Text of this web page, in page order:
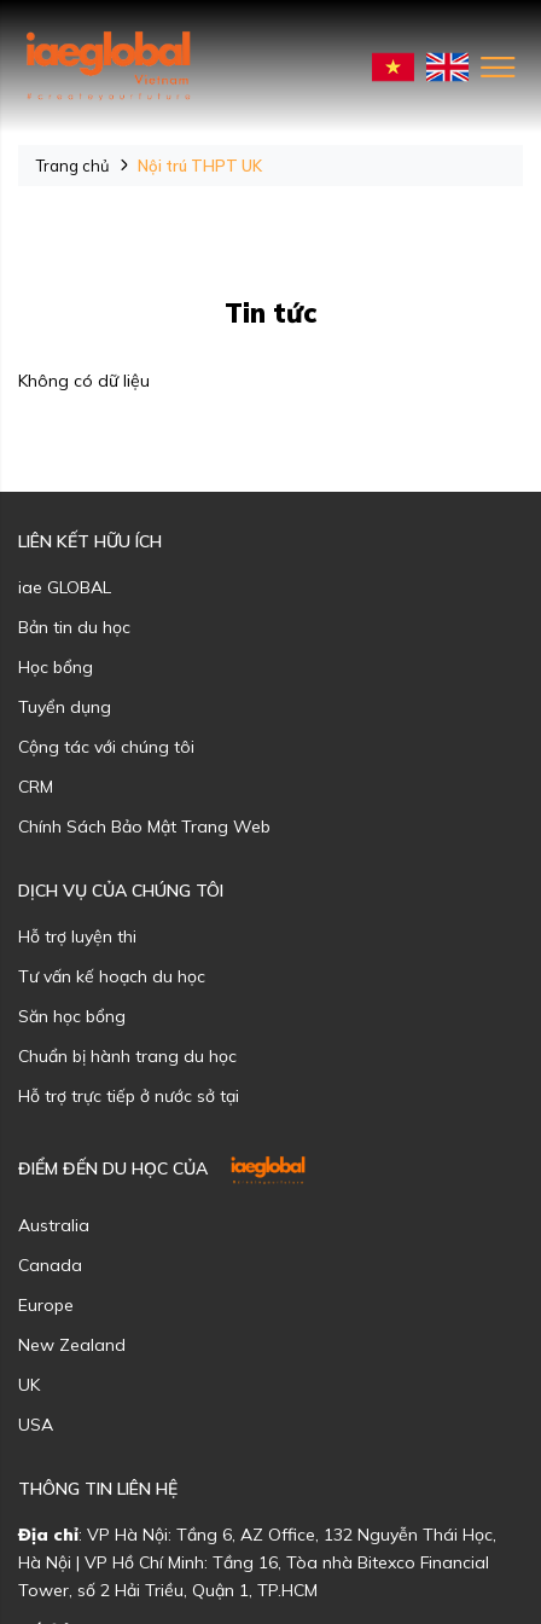
Trang chủ Nội trú THPT UK
Tin tức
Không có dữ liệu
LIÊN KẾT HỮU ÍCH
iae GLOBAL
Bản tin du học
Học bổng
Tuyển dụng
Cộng tác với chúng tôi
CRM
Chính Sách Bảo Mật Trang Web
DỊCH VỤ CỦA CHÚNG TÔI
Hỗ trợ luyện thi
Tư vấn kế hoạch du học
Săn học bổng
Chuẩn bị hành trang du học
Hỗ trợ trực tiếp ở nước sở tại
ĐIỂM ĐẾN DU HỌC CỦA
Australia
Canada
Europe
New Zealand
UK
USA
THÔNG TIN LIÊN HỆ
Địa chỉ: VP Hà Nội: Tầng 6, AZ Office, 132 Nguyễn Thái Học,
Hà Nội | VP Hồ Chí Minh: Tầng 16, Tòa nhà Bitexco Financial
Tower, số 2 Hải Triều, Quận 1, TP.HCM